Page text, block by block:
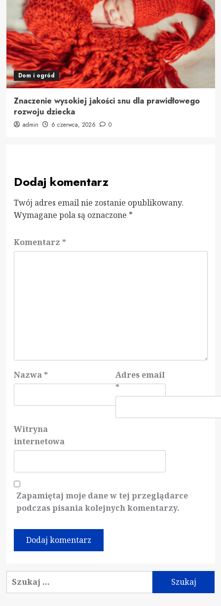
Dom i ogród
Znaczenie wysokiej jakości snu dla prawidłowego
rozwoju dziecka
admin 6 czerwca, 2026 0
Dodaj komentarz
Twój adres email nie zostanie opublikowany.
Wymagane pola są oznaczone *
Komentarz *
Nazwa *
Adres email
*
Witryna
internetowa
Zapamiętaj moje dane w tej przeglądarce
podczas pisania kolejnych komentarzy.
Szukaj: